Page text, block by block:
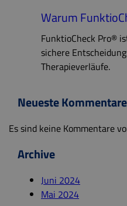
FunktioCheck
Pro®?
Warum
FunktioCheck Pro®
sichere
Therapieverläufe.
Neueste Kommentare
Es sind keine Kommentare
Archive
Juni 2024
Mai 2024